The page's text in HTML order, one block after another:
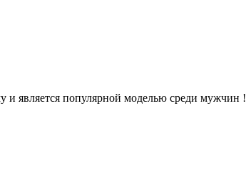
и является популярной моделью среди мужчин !